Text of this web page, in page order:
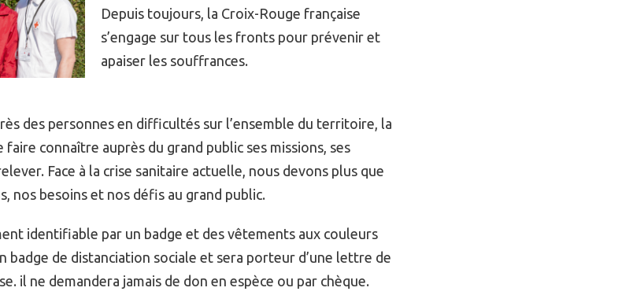
Depuis toujours, la Croix-Rouge française
s’engage sur tous les fronts pour prévenir et
apaiser les souffrances.
des personnes en difficultés sur l’ensemble du territoire, la
connaître auprès du grand public ses missions, ses
Face à la crise sanitaire actuelle, nous devons plus que
nos besoins et nos défis au grand public.
identifiable par un badge et des vêtements aux couleurs
badge de distanciation sociale et sera porteur d’une lettre de
il ne demandera jamais de don en espèce ou par chèque.